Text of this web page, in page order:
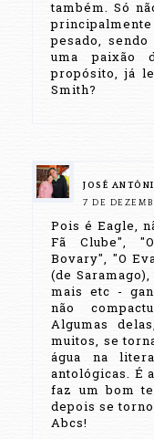
também. Só
pesado,
uma paixão
propósito, já
Smith?
JOSÉ
7 DE
Pois é Eagle,
Fã Clube",
Bovary", "O
(de
mais etc -
não
Algumas
muitos, se
água na
antológicas. É
faz um bom
depois se
Abcs!